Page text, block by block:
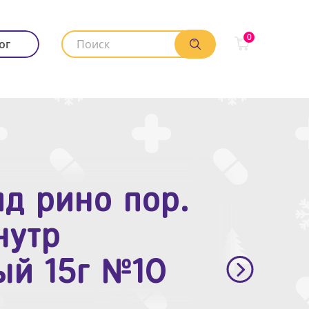
0
рино пор.
15г №10
п.п.о. 10мг